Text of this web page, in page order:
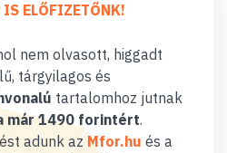
IS ELŐFIZETŐNK!
nem olvasott, higgadt
tárgyilagos és
tartalomhoz jutnak
már 1490 forintért.
adunk az Mfor.hu és a